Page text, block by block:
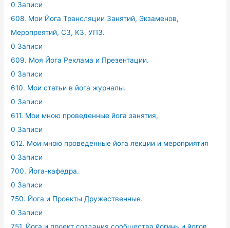
0 Записи
608. Мои Йога Трансляции Занятий, Экзаменов,
Меропреятий, СЗ, КЗ, УПЗ.
0 Записи
609. Моя Йога Реклама и Презентации.
0 Записи
610. Мои статьи в йога журналы.
0 Записи
611. Мои мною проведенные йога занятия,
0 Записи
612. Мои мною проведенные йога лекции и мероприятия
0 Записи
700. Йога-кафедра.
0 Записи
750. Йога и Проекты Дружественные.
0 Записи